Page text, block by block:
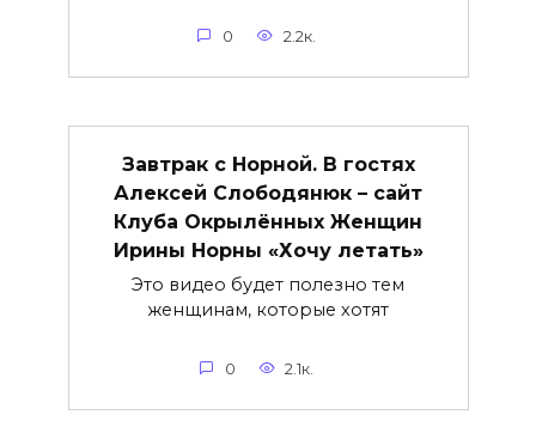
0 2.2к.
Завтрак с Норной. В гостях
Алексей Слободянюк – сайт
Клуба Окрылённых Женщин
Ирины Норны «Хочу летать»
Это видео будет полезно тем
женщинам, которые хотят
0 2.1к.